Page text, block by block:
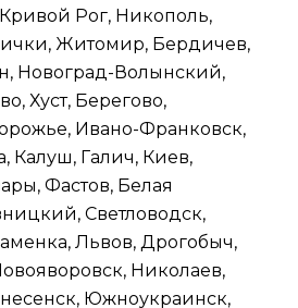
Рог, Никополь,
Житомир, Бердичев,
Новоград-Волынский,
Хуст, Берегово,
Ивано-Франковск,
Калуш, Галич, Киев,
Фастов, Белая
Светловодск,
Львов, Дрогобыч,
Николаев,
Южноукраинск,